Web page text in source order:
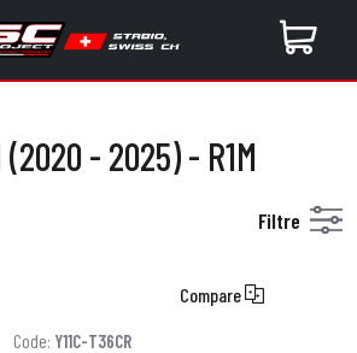
(2020 - 2025) - R1M
Filtre
Compare
Code: Y11C-T36CR